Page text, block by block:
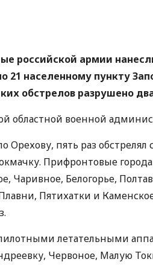
российской армии
21 населенному пункту
обстрелов разрушено
областной военной
Орехову, пять раз обстрелял
Прифронтовые
Чаривное, Белогорье,
Пятихатки и
летательными
Червоное, Малую